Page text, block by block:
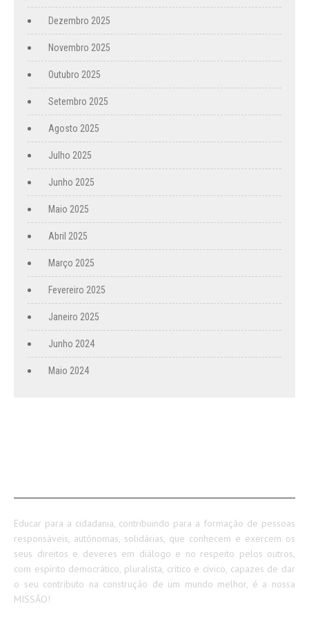
Dezembro 2025
Novembro 2025
Outubro 2025
Setembro 2025
Agosto 2025
Julho 2025
Junho 2025
Maio 2025
Abril 2025
Março 2025
Fevereiro 2025
Janeiro 2025
Junho 2024
Maio 2024
Educar para a cidadania, contribuindo para a formação de pessoas
responsáveis, autónomas, solidárias, que conhecem e exercem os
seus direitos e deveres em diálogo e no respeito pelos outros,
com espírito democrático, pluralista, crítico e cívico, capazes de dar
o seu contributo na construção de um mundo melhor, é a nossa
MISSÃO!